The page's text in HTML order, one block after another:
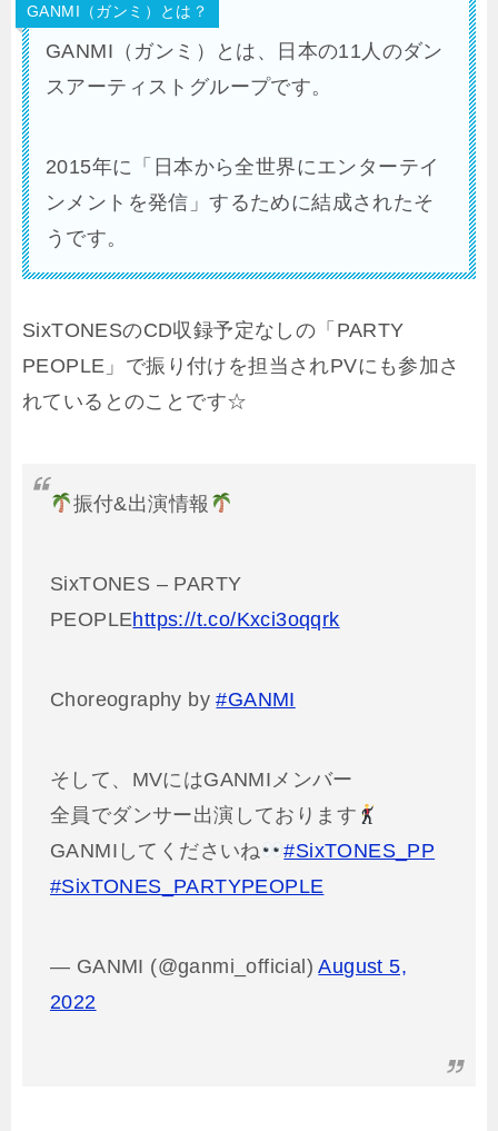
GANMI（ガンミ）とは？
GANMI（ガンミ）とは、日本の11人のダン
スアーティストグループです。
2015年に「日本から全世界にエンターテイ
ンメントを発信」するために結成されたそ
うです。
SixTONESのCD収録予定なしの「PARTY
PEOPLE」で振り付けを担当されPVにも参加さ
れているとのことです☆
振付&出演情報
SixTONES – PARTY
PEOPLEhttps://t.co/Kxci3oqqrk
Choreography by#GANMI
そして、MVにはGANMIメンバー
全員でダンサー出演しております
GANMIしてくださいね
#SixTONES_PP
#SixTONES_PARTYPEOPLE
— GANMI (@ganmi_official)August 5,
2022